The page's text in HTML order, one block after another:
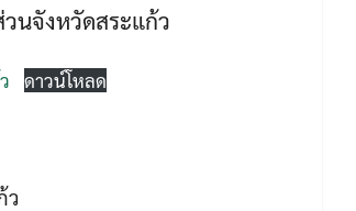
นจังหวัดสระแก้ว
ดาวน์โหลด
ว